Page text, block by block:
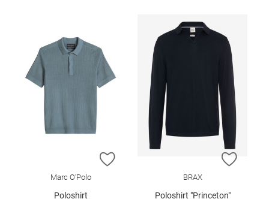
ZUR WUNSCHLISTE HINZUFÜGEN
Marc O'Polo
Poloshirt
ZUR
BRAX
Poloshirt "Princeton"